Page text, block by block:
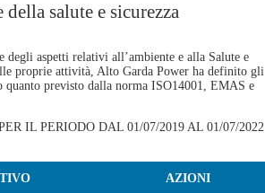
salute e sicurezza
degli aspetti relativi all’ambiente e alla Salute e
proprie attività, Alto Garda Power ha definito gli
previsto dalla norma ISO14001, EMAS e
IL PERIODO DAL 01/07/2019 AL 01/07/2022
AZIONI